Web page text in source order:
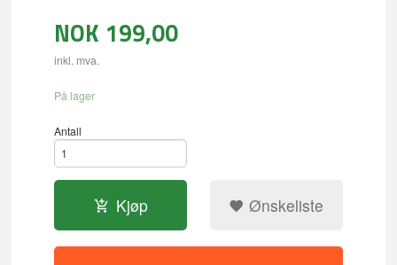
NOK 199,00
inkl. mva.
På lager
Antall
Kjøp Ønskeliste